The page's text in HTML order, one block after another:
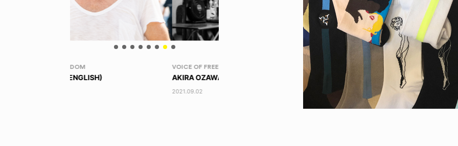
VOICE OF FREEDOM
AKIRA OZAWA / 尾澤 彰 IZURU NAGAHARA / 永原依弦
VOICE OF FREEDOM
TONY ALVA / トニー・ア
2026.08.07